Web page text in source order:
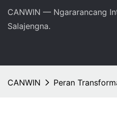
CANWIN — Ngararancang
Salajengna.
CANWIN Peran